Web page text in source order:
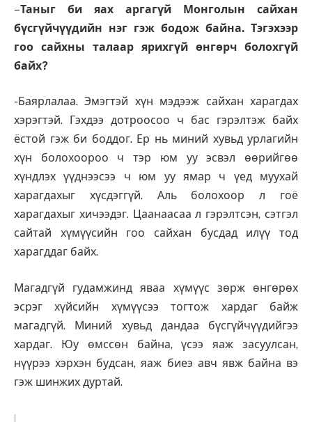
–Таныг би яах аргагүй Монголын сайхан
бүсгүйчүүдийн нэг гэж бодож байна. Тэгэхээр
гоо сайхны талаар ярихгүй өнгөрч болохгүй
байх?
-Баярлалаа. Эмэгтэй хүн мэдээж сайхан харагдах
хэрэгтэй. Гэхдээ дотроосоо ч бас гэрэлтэж байх
ёстой гэж би боддог. Ер нь миний хувьд урлагийн
хүн болохоороо ч тэр юм уу эсвэл өөрийгөө
хүндлэх үүднээсээ ч юм уу ямар ч үед муухай
харагдахыг хүсдэггүй. Аль болохоор л гоё
харагдахыг хичээдэг. Цаанаасаа л гэрэлтсэн, сэтгэл
сайтай хүмүүсийн гоо сайхан бусдад илүү тод
харагддаг байх.
Магадгүй гудамжинд яваа хүмүүс зөрж өнгөрөх
эсрэг хүйсийн хүмүүсээ тогтож хардаг байж
магадгүй. Миний хувьд дандаа бүсгүйчүүдийгээ
хардаг. Юу өмссөн байна, үсээ яаж засуулсан,
нүүрээ хэрхэн будсан, яаж биеэ авч явж байна вэ
гэж шинжих дуртай.